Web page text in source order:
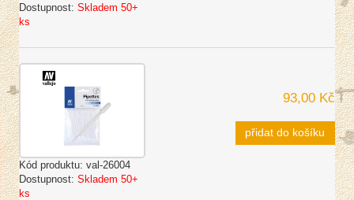
Dostupnost: Skladem 50+
ks
Kód produktu: val-26004
Dostupnost: Skladem 50+
ks
93,00 Kč
přidat do košíku